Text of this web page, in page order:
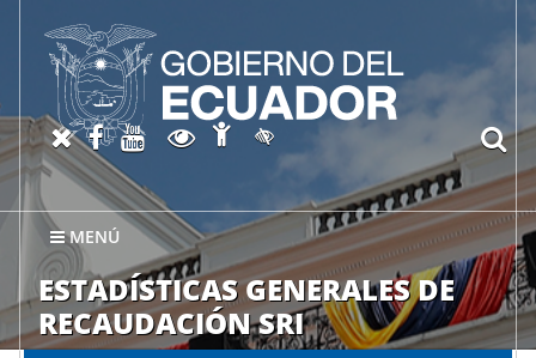
MENÚ
ESTADÍSTICAS GENERALES DE
RECAUDACIÓN SRI
X oficial del SRI
Facebook oficial SRI
Canal del SRI en YouTube
Abrir página de
Abrir página de
Activar/quitar contraste